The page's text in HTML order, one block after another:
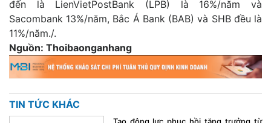
đến là LienVietPostBank (LPB) là 16%/năm và
Sacombank 13%/năm, Bắc Á Bank (BAB) và SHB đều là
11%/năm./.
Nguồn: Thoibaonganhang
TIN TỨC KHÁC
Tạo động lực phục hồi tăng trưởng từ